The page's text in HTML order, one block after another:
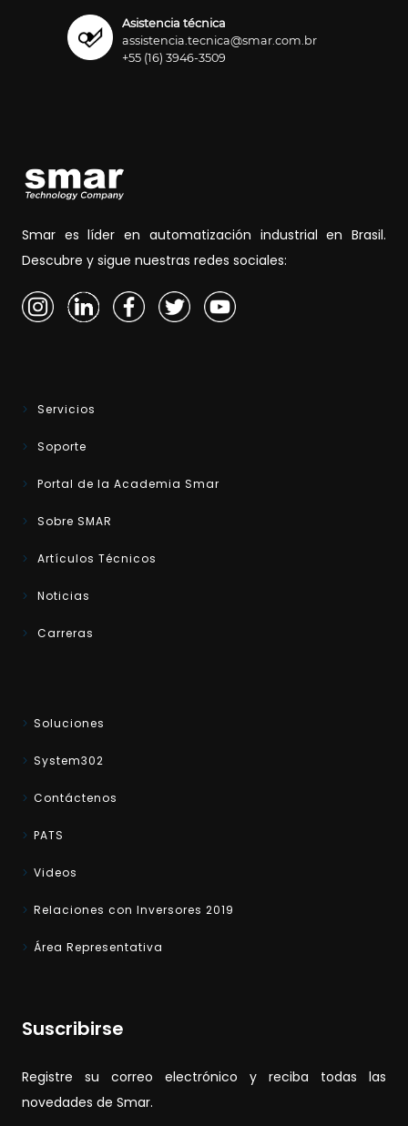
Asistencia técnica
assistencia.tecnica@smar.com.br
+55 (16) 3946-3509
Smar es líder en automatización industrial en Brasil.
Descubre y sigue nuestras redes sociales:
Servicios
Soporte
Portal de la Academia Smar
Sobre SMAR
Artículos Técnicos
Noticias
Carreras
Soluciones
System302
Contáctenos
PATS
Videos
Relaciones con Inversores 2019
Área Representativa
Suscribirse
Registre su correo electrónico y reciba todas las
novedades de Smar.